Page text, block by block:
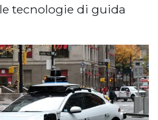
tecnologie di guida